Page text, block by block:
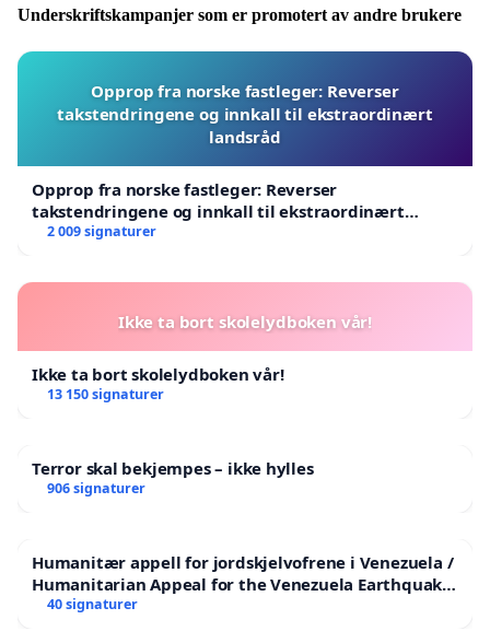
Underskriftskampanjer som er promotert av andre brukere
Opprop fra norske fastleger: Reverser
takstendringene og innkall til ekstraordinært
landsråd
Opprop fra norske fastleger: Reverser
takstendringene og innkall til ekstraordinært
landsråd
2 009 signaturer
Ikke ta bort skolelydboken vår!
Ikke ta bort skolelydboken vår!
13 150 signaturer
Terror skal bekjempes – ikke hylles
906 signaturer
Humanitær appell for jordskjelvofrene i Venezuela /
Humanitarian Appeal for the Venezuela Earthquake
Victims
40 signaturer